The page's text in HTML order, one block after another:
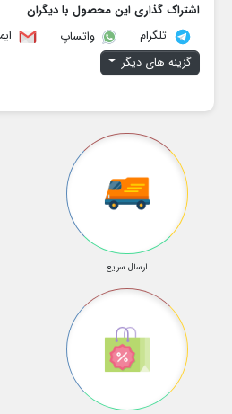
اشتراک گذاری این محصول با دیگران
تلگرام
واتساپ
گزینه های دیگر
ارسال سریع